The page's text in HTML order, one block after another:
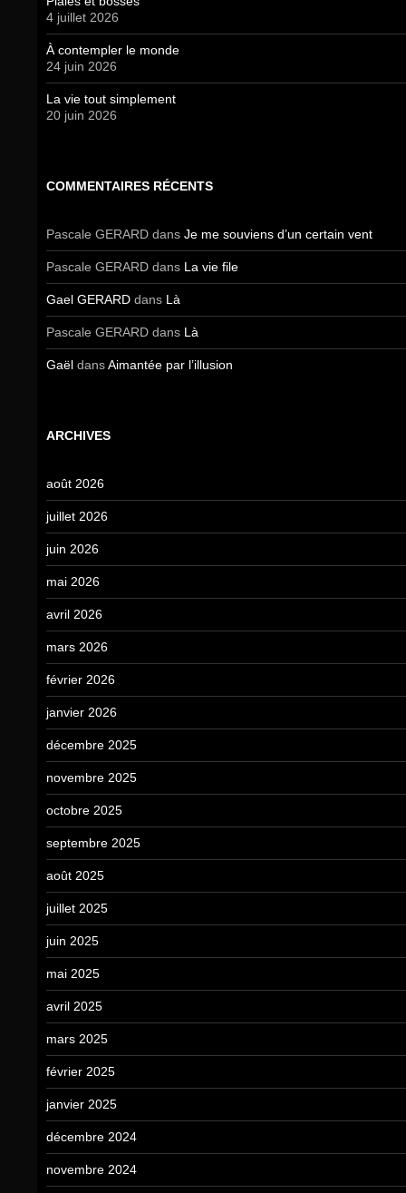
4 juillet 2026
À contempler le monde
24 juin 2026
La vie tout simplement
20 juin 2026
COMMENTAIRES RÉCENTS
Pascale GERARD dans Je me souviens d’un certain vent
Pascale GERARD dans La vie file
Gael GERARD dans Là
Pascale GERARD dans Là
Gaël dansAimantée par l’illusion
ARCHIVES
août 2026
juillet 2026
juin 2026
mai 2026
avril 2026
mars 2026
février 2026
janvier 2026
décembre 2025
novembre 2025
octobre 2025
septembre 2025
août 2025
juillet 2025
juin 2025
mai 2025
avril 2025
mars 2025
février 2025
janvier 2025
décembre 2024
novembre 2024